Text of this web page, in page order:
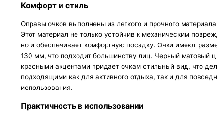
Комфорт и стиль
Оправы очков выполнены из легкого и прочного
Этот материал не только устойчив к механическим
но и обеспечивает комфортную посадку. Очки имеют
130 мм, что подходит большинству лиц. Черный матовый
красными акцентами придает очкам стильный вид, что
подходящими как для активного отдыха, так и для
использования.
Практичность в использовании